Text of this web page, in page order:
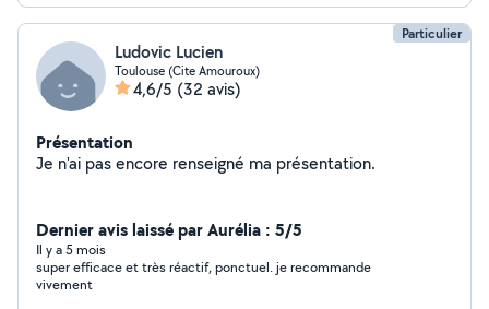
Particulier
Ludovic Lucien
Toulouse (Cite Amouroux)
4,6/5 (32 avis)
Présentation
Je n'ai pas encore renseigné ma présentation.
Dernier avis laissé par Aurélia : 5/5
Il y a 5 mois
super efficace et très réactif, ponctuel. je recommande
vivement